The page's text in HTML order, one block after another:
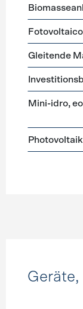
Fotovoltaico
Gleitende
Mini-idro,
Photovoltaik